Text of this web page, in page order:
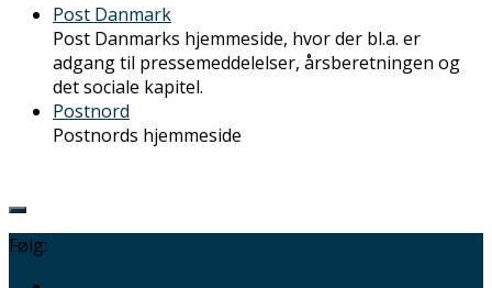
Post Danmark
Post Danmarks hjemmeside, hvor der bl.a. er
adgang til pressemeddelelser, årsberetningen og
det sociale kapitel.
Postnord
Postnords hjemmeside
Følg: